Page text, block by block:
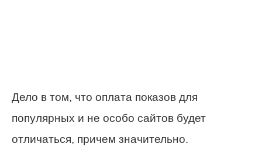
Дело в том, что оплата показов для
популярных и не особо сайтов будет
отличаться, причем значительно.